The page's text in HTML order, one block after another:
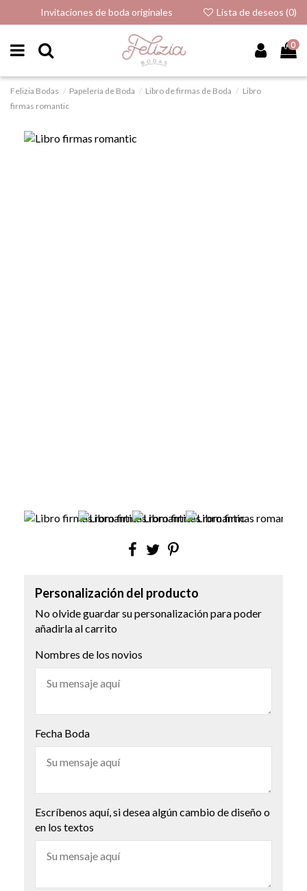
Invitaciones de boda originales Lista de deseos (0)
0
Felizia Bodas Papelería de Boda Libro de firmas de Boda
Libro
firmas romantic
Personalización del producto
No olvide guardar su personalización para poder
añadirla al carrito
Nombres de los novios
Fecha Boda
Escríbenos aquí, si desea algún cambio de diseño o
en los textos